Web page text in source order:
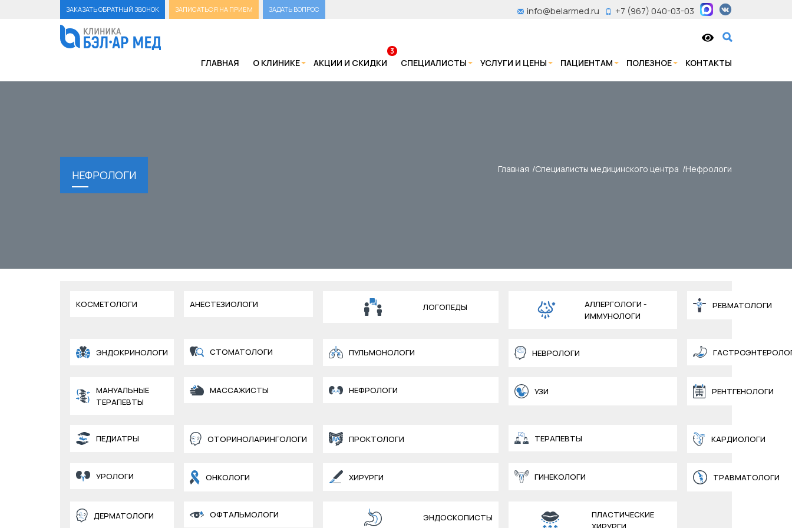
ЗАКАЗАТЬ ОБРАТНЫЙ ЗВОНОК ЗАПИСАТЬСЯ НА ПРИЕМ ЗАДАТЬ ВОПРОС +7 (967) 040-03-03
info@belarmed.ru
ГЛАВНАЯ О КЛИНИКЕ АКЦИИ И СКИДКИ
3
СПЕЦИАЛИСТЫ УСЛУГИ И ЦЕНЫ ПАЦИЕНТАМ ПОЛЕЗНОЕ КОНТАКТЫ
НЕФРОЛОГИ Главная Специалисты медицинского центра Нефрологи
КОСМЕТОЛОГИ АНЕСТЕЗИОЛОГИ ЛОГОПЕДЫ
АЛЛЕРГОЛОГИ -
ИММУНОЛОГИ
РЕВМАТОЛОГИ
ЭНДОКРИНОЛОГИ СТОМАТОЛОГИ ПУЛЬМОНОЛОГИ НЕВРОЛОГИ
МАНУАЛЬНЫЕ
ТЕРАПЕВТЫ
МАССАЖИСТЫ НЕФРОЛОГИ УЗИ РЕНТГЕНОЛОГИ
ПЕДИАТРЫ ОТОРИНОЛАРИНГОЛОГИ ПРОКТОЛОГИ ТЕРАПЕВТЫ КАРДИОЛОГИ
УРОЛОГИ ОНКОЛОГИ ХИРУРГИ ГИНЕКОЛОГИ ТРАВМАТОЛОГИ
ДЕРМАТОЛОГИ ОФТАЛЬМОЛОГИ ЭНДОСКОПИСТЫ
ПЛАСТИЧЕСКИЕ